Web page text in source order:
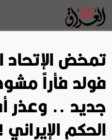
تمخض الإتحاد
فولد فأراً
جديد .. وعذر
الحكم الإيراني !